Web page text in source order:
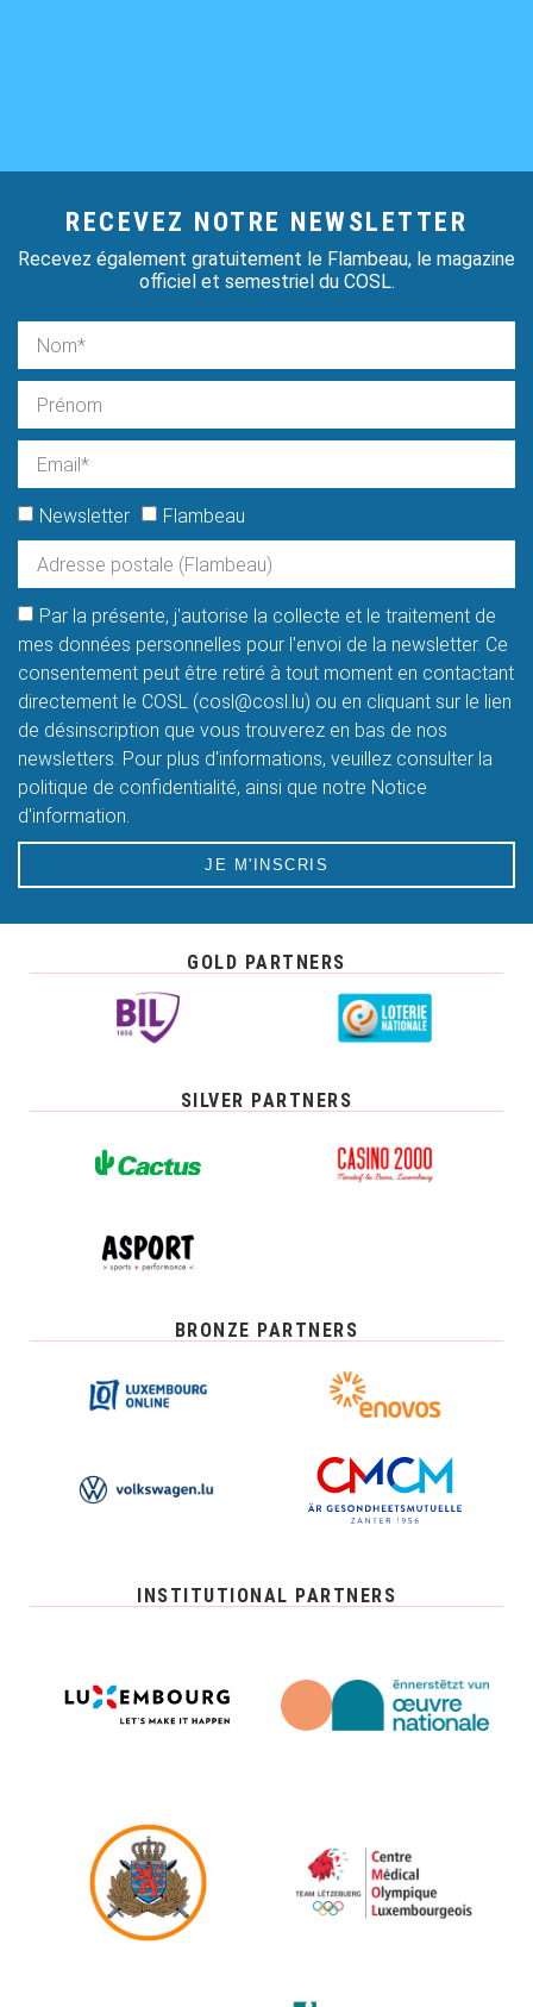
RECEVEZ NOTRE NEWSLETTER
Recevez également gratuitement le Flambeau, le magazine
officiel et semestriel du COSL.
Newsletter Flambeau
Par la présente, j'autorise la collecte et le traitement de
mes données personnelles pour l'envoi de la newsletter. Ce
consentement peut être retiré à tout moment en contactant
directement le COSL (cosl@cosl.lu) ou en cliquant sur le lien
de désinscription que vous trouverez en bas de nos
newsletters. Pour plus d'informations, veuillez consulter la
politique de confidentialité, ainsi que notre Notice
d'information.
JE M'INSCRIS
GOLD PARTNERS
SILVER PARTNERS
BRONZE PARTNERS
INSTITUTIONAL PARTNERS